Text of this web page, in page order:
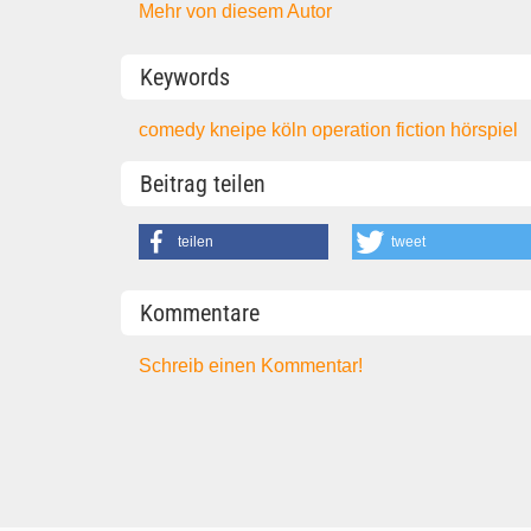
Mehr von diesem Autor
Keywords
comedy kneipe kölnoperationfiction hörspiel
Beitrag teilen
teilen tweet
Kommentare
Schreib einen Kommentar!